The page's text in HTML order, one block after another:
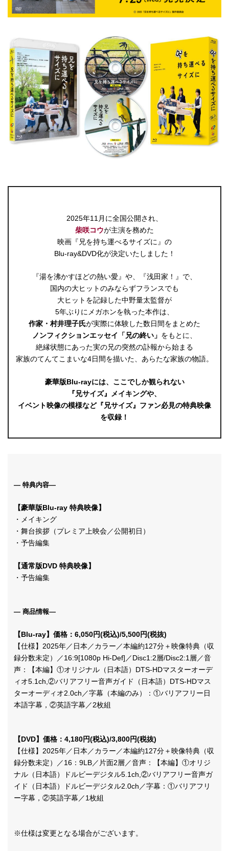
2025年11月に全国公開され、
柴咲コウが主演を務めた
映画『兄を持ち運べるサイズに』の
Blu-ray&DVD化が決定いたしました！
『湯を沸かすほどの熱い愛』や、『浅田家！』で、
国内の大ヒットのみならずフランスでも
大ヒットを記録した中野量太監督が
5年ぶりにメガホンを執った本作は、
作家・村井理子氏が実際に体験した数日間をまとめた
ノンフィクションエッセイ「兄の終い」 をもとに、
絶縁状態にあった実の兄の突然の訃報から始まる
家族のてんてこまいな4日間を描いた、あらたな家族の物語。
豪華版Blu-rayには、ここでしか観られない
『兄サイズ』メイキングや、
イベント映像の模様など『兄サイズ』ファン必見の特典映像
を収録！
― 特典内容―
【豪華版Blu-ray 特典映像】
・メイキング
・舞台挨拶（プレミア上映会／公開初日）
・予告編集
【通常版DVD 特典映像】
・予告編集
― 商品情報―
【Blu-ray】価格：6,050円(税込)/5,500円(税抜)
【仕様】2025年／日本／カラー／本編約127分＋映像特典（収
録分数未定）／16:9[1080p Hi-Def]／Disc1:2層/Disc2:1層／音
声：【本編】①オリジナル（日本語）DTS-HDマスターオーデ
ィオ5.1ch,②バリアフリー音声ガイド（日本語）DTS-HDマス
ターオーディオ2.0ch／字幕（本編のみ）：①バリアフリー日
本語字幕，②英語字幕／2枚組
【DVD】価格：4,180円(税込)/3,800円(税抜)
【仕様】2025年／日本／カラー／本編約127分＋映像特典（収
録分数未定）／16：9LB／片面2層／音声：【本編】①オリジ
ナル（日本語）ドルビーデジタル5.1ch,②バリアフリー音声ガ
イド（日本語）ドルビーデジタル2.0ch／字幕：①バリアフリ
ー字幕，②英語字幕／1枚組
※仕様は変更となる場合がございます。